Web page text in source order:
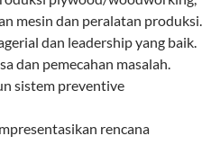
mesin dan peralatan produksi.
dan leadership yang baik.
dan pemecahan masalah.
sistem preventive
rencana